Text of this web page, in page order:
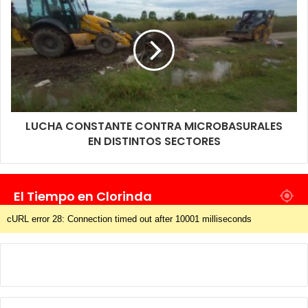
LUCHA CONSTANTE CONTRA MICROBASURALES
EN DISTINTOS SECTORES
El Tiempo en Clorinda
cURL error 28: Connection timed out after 10001 milliseconds